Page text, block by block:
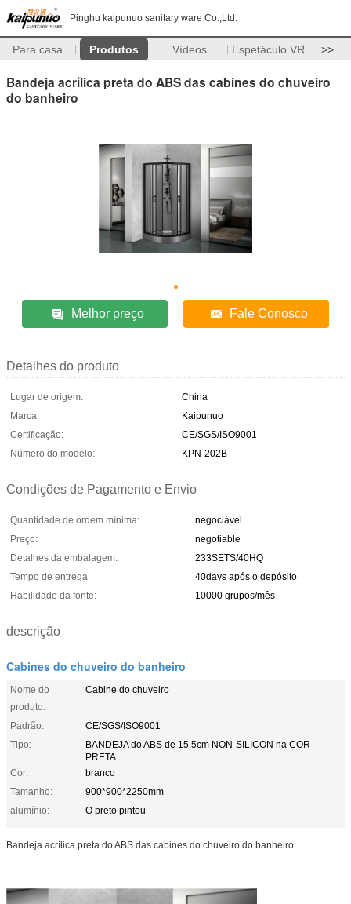
Pinghu kaipunuo sanitary ware Co.,Ltd.
Para casa Produtos Vídeos Espetáculo VR >>
Bandeja acrílica preta do ABS das cabines do chuveiro
do banheiro
Melhor preço Fale Conosco
Detalhes do produto
Lugar de origem:
China
Marca:
Kaipunuo
Certificação:
CE/SGS/ISO9001
Número do modelo:
KPN-202B
Condições de Pagamento e Envio
Quantidade de ordem mínima:
negociável
Preço:
negotiable
Detalhes da embalagem:
233SETS/40HQ
Tempo de entrega:
40days após o depósito
Habilidade da fonte:
10000 grupos/mês
descrição
Cabines do chuveiro do banheiro
Nome do
produto:
Cabine do chuveiro
Padrão:
CE/SGS/ISO9001
Tipo:
BANDEJA do ABS de 15.5cm NON-SILICON na COR
PRETA
Cor:
branco
Tamanho:
900*900*2250mm
alumínio:
O preto pintou
Bandeja acrílica preta do ABS das cabines do chuveiro do banheiro